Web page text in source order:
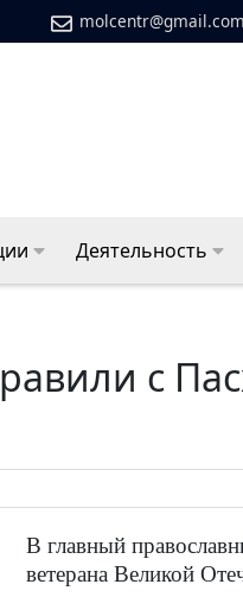
molcentr@gmail.com
Деятельность
с
В главный
ветерана Великой